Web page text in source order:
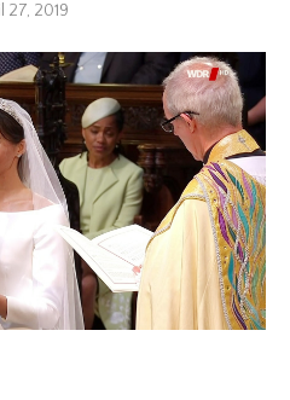
27, 2019